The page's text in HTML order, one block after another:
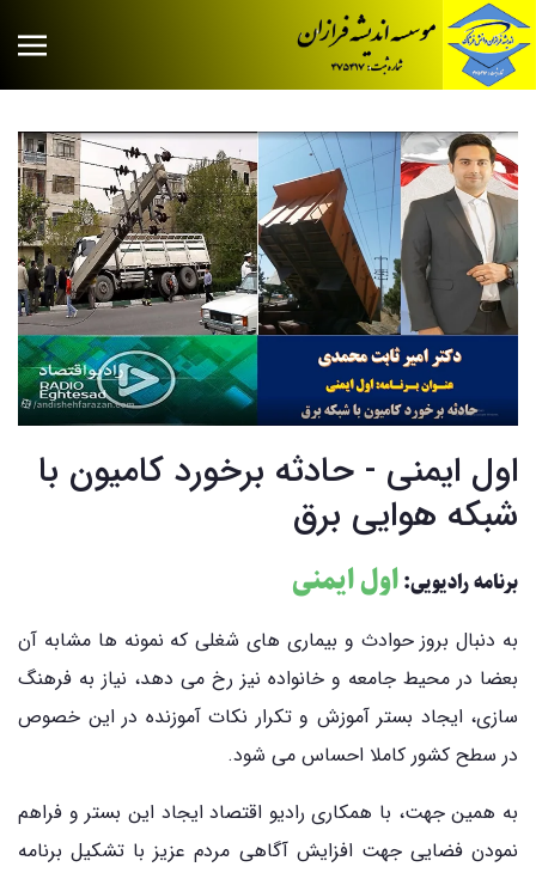
اول ایمنی - حادثه برخورد کامیون با
شبکه هوایی برق
برنامه رادیویی:اول ایمنی
به دنبال بروز حوادث و بیماری های شغلی که نمونه ها مشابه آن
بعضا در محیط جامعه و خانواده نیز رخ می دهد، نیاز به فرهنگ
سازی، ایجاد بستر آموزش و تکرار نکات آموزنده در این خصوص
در سطح کشور کاملا احساس می شود.
به همین جهت، با همکاری رادیو اقتصاد ایجاد این بستر و فراهم
نمودن فضایی جهت افزایش آگاهی مردم عزیز با تشکیل برنامه